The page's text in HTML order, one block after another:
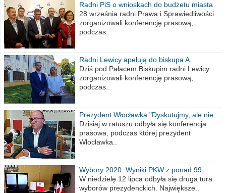
Radni PiS o wnioskach do budżetu miasta
na 2021 rok
28 września radni Prawa i Sprawiedliwości
zorganizowali konferencję prasową,
podczas..
Radni Lewicy apelują do biskupa A.
Wiesława Meringa
Dziś pod Pałacem Biskupim radni Lewicy
zorganizowali konferencję prasową,
podczas..
Prezydent Włocławka:"Dyskutujmy, ale nie
obrażajmy się”
Dzisiaj w ratuszu odbyła się konferencja
prasowa, podczas której prezydent
Włocławka..
Wybory 2020. Wyniki PKW z ponad 99
procent obwodów
W niedzielę 12 lipca odbyła się druga tura
wyborów prezydenckich. Największe..